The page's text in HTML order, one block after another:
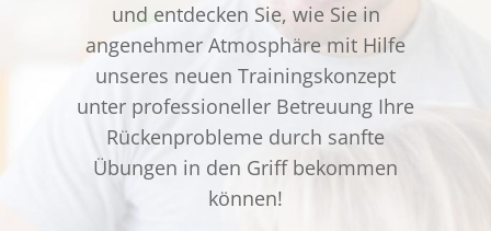
und entdecken Sie, wie Sie in
angenehmer Atmosphäre mit Hilfe
unseres neuen Trainingskonzept
unter professioneller Betreuung Ihre
Rückenprobleme durch sanfte
Übungen in den Griff bekommen
können!